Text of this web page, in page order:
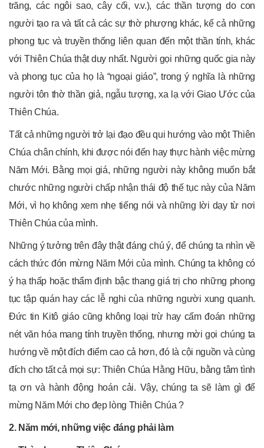
trăng, các ngôi sao, cây cối, v.v.), các thần tượng do con
người tạo ra và tất cả các sự thờ phượng khác, kể cả những
phong tục và truyền thống liên quan đến một thần tính, khác
với Thiên Chúa thật duy nhất. Người gọi những quốc gia này
và phong tục của họ là “ngoại giáo”, trong ý nghĩa là những
người tôn thờ thần giả, ngẫu tượng, xa lạ với Giao Ước của
Thiên Chúa.
Tất cả những người trở lại đạo đều qui hướng vào một Thiên
Chúa chân chính, khi được nói đến hay thực hành việc mừng
Năm Mới. Bằng mọi giá, những người này không muốn bắt
chước những người chấp nhận thái độ thế tục này của Năm
Mới, vì họ không xem nhẹ tiếng nói và những lời dạy từ nơi
Thiên Chúa của mình.
Những ý tưởng trên đây thật đáng chú ý, để chúng ta nhìn về
cách thức đón mừng Năm Mới của mình. Chúng ta không có
ý hạ thấp hoặc thẩm định bậc thang giá trị cho những phong
tục tập quán hay các lễ nghi của những người xung quanh.
Đức tin Kitô giáo cũng không loại trừ hay cấm đoán những
nét văn hóa mang tính truyền thống, nhưng mời gọi chúng ta
hướng về một đích điểm cao cả hơn, đó là cội nguồn và cùng
đích cho tất cả mọi sự: Thiên Chúa Hằng Hữu, bằng tâm tình
tạ ơn và hành động hoán cải. Vậy, chúng ta sẽ làm gì để
mừng Năm Mới cho đẹp lòng Thiên Chúa ?
2. Năm mới, những việc đáng phải làm